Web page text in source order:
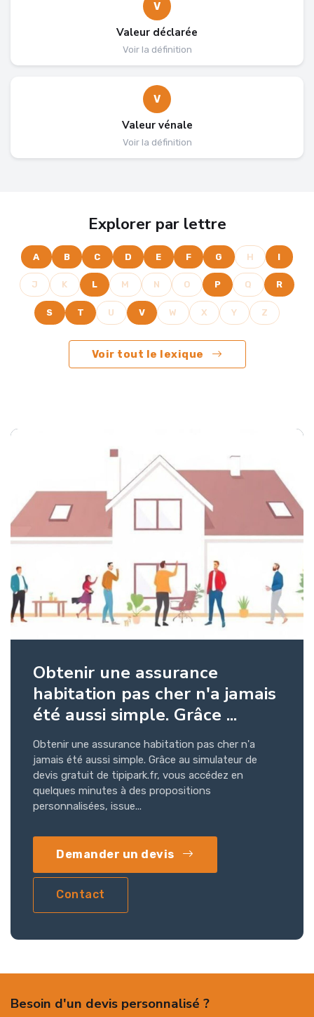
V
Valeur déclarée
Voir la définition
V
Valeur vénale
Voir la définition
Explorer par lettre
A B C D E F G H I
J K L M N O P Q R
S T U V W X Y Z
Voir tout le lexique
Obtenir une assurance
habitation pas cher n'a jamais
été aussi simple. Grâce ...
Obtenir une assurance habitation pas cher n'a
jamais été aussi simple. Grâce au simulateur de
devis gratuit de tipipark.fr, vous accédez en
quelques minutes à des propositions
personnalisées, issue...
Demander un devis
Contact
Besoin d'un devis personnalisé ?